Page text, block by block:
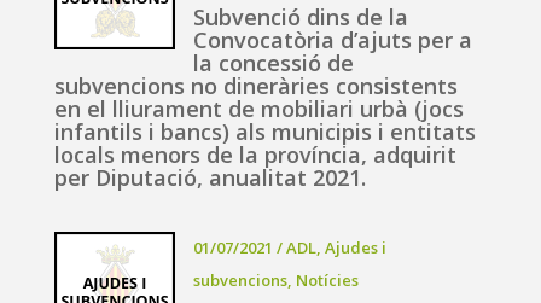
Subvenció dins de la
Convocatòria d’ajuts per a
la concessió de
subvencions no dineràries consistents
en el lliurament de mobiliari urbà (jocs
infantils i bancs) als municipis i entitats
locals menors de la província, adquirit
per Diputació, anualitat 2021.
01/07/2021 /ADL, Ajudes i
subvencions, Notícies